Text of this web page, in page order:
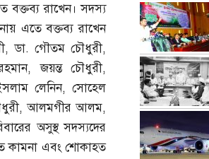
বক্তব্য রাখেন। সদস্য
এতে বক্তব্য রাখেন
,ডা. গৌতম চৌধুরী,
,জয়ন্ত চৌধুরী,
লেনিন,সোহেল
,আলমগীর আলম,
অসুস্থ সদস্যদের
কামনা এবং শোকাহত